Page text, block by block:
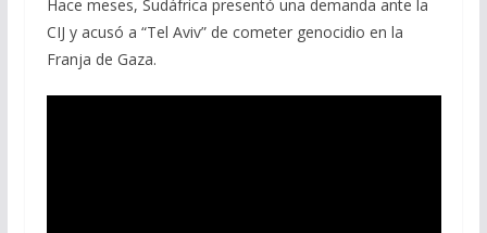
Hace meses, Sudáfrica presentó una demanda ante la
CIJ y acusó a “Tel Aviv” de cometer genocidio en la
Franja de Gaza.